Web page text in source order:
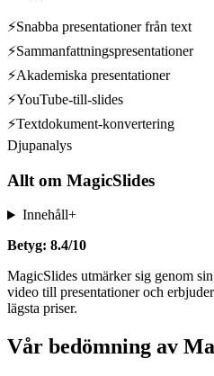
⚡Snabba presentationer från text
⚡Sammanfattningspresentationer
⚡Akademiska presentationer
⚡YouTube-till-slides
⚡Textdokument-konvertering
Djupanalys
Allt om MagicSlides
Innehåll+
Betyg: 8.4/10
MagicSlides utmärker sig genom
video till presentationer och
lägsta priser.
Vår bedömning av